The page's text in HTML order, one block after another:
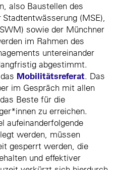
also Baustellen des
(MSE),
sowie der Münchner
im Rahmen des
untereinander
abgestimmt.
Mobilitätsreferat. Das
im Gespräch mit allen
Beste für die
zu erreichen.
aufeinanderfolgende
werden, müssen
gesperrt werden, die
und effektiver